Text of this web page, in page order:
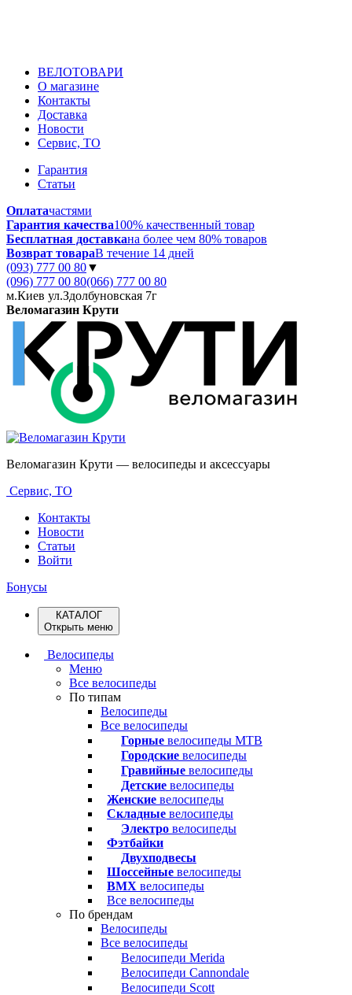
ВЕЛОТОВАРИ
О магазине
Контакты
Доставка
Новости
Сервис, ТО
Гарантия
Статьи
Оплатачастями
Гарантия качества100% качественный товар
Бесплатная доставкана более чем 80% товаров
Возврат товараВ течение 14 дней
(093) 777 00 80▼
(096) 777 00 80(066) 777 00 80
м.Киев ул.Здолбуновская 7г
Веломагазин Крути
Веломагазин Крути — велосипеды и аксессуары
Сервис, ТО
Контакты
Новости
Статьи
Войти
Бонусы
КАТАЛОГ
Открыть меню
Велосипеды
Меню
Все велосипеды
По типам
Велосипеды
Все велосипеды
Горные велосипеды MTB
Городские велосипеды
Гравийные велосипеды
Детские велосипеды
Женские велосипеды
Складные велосипеды
Электро велосипеды
Фэтбайки
Двухподвесы
Шоссейные велосипеды
BMX велосипеды
Все велосипеды
По брендам
Велосипеды
Все велосипеды
Велосипеди Merida
Велосипеди Cannondale
Велосипеди Scott